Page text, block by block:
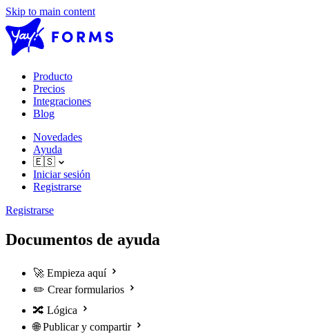
Skip to main content
Producto
Precios
Integraciones
Blog
Novedades
Ayuda
🇪🇸
Iniciar sesión
Registrarse
Registrarse
Documentos de ayuda
🚀 Empieza aquí
✏️ Crear formularios
🔀 Lógica
🌐 Publicar y compartir